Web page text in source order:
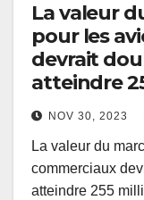
La valeur
pour les
devrait
atteindre
NOV 30, 2023
La valeur du
commerciaux
atteindre 255